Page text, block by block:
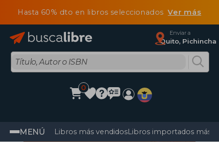
Hasta 60% dto en libros seleccionadosVer más
Enviar a
Quito, Pichincha
0
MENÚ Libros más vendidosLibros importados más